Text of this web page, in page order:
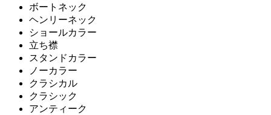
ボートネック
ヘンリーネック
ショールカラー
立ち襟
スタンドカラー
ノーカラー
クラシカル
クラシック
アンティーク